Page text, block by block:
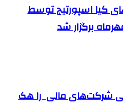
کیا اسپورتیج توسط
برگزار شد
شرکت‌های مالی را هک